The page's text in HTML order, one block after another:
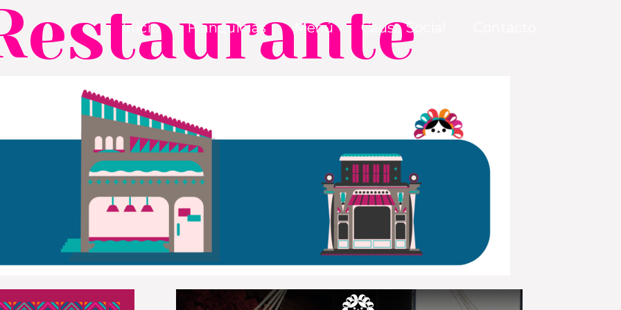
Inicio Franquicias Menú Causa Social